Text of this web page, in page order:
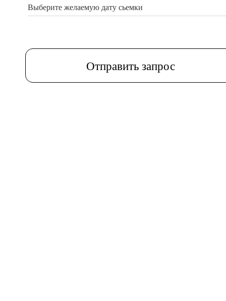
Выберите желаемую дату сьемки
Отправить запрос